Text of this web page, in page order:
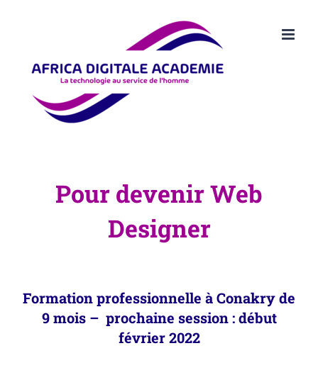
Pour devenir Web
Designer
Formation professionnelle à Conakry de
9 mois – prochaine session : début
février 2022